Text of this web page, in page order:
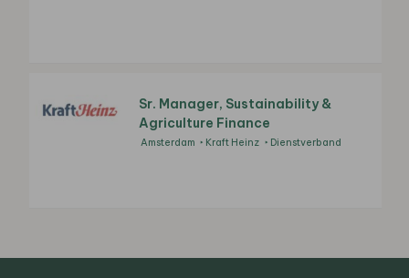
Sr. Manager, Sustainability &
Agriculture Finance
Amsterdam Kraft Heinz Dienstverband